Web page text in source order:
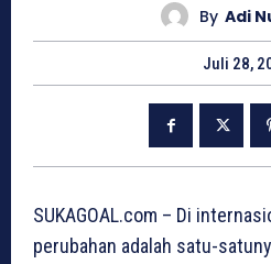
By Adi
Juli 28,
SUKAGOAL.com – Di
perubahan adalah satu-